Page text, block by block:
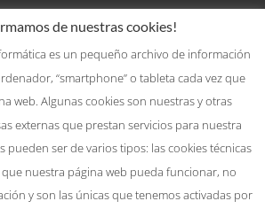
de nuestras cookies!
es un pequeño archivo de información
“smartphone” o tableta cada vez que
web. Algunas cookies son nuestras y otras
externas que prestan servicios para nuestra
pueden ser de varios tipos: las cookies técnicas
nuestra página web pueda funcionar, no
y son las únicas que tenemos activadas por